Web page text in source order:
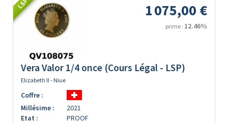
LSP 1 075,00 €
prime : 12.46%
Vera Valor 1/4 once (Cours Légal - LSP)
Elizabeth II - Niue
Coffre :
Millésime :
2021
Etat :
PROOF